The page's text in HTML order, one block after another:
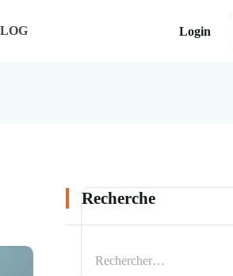
Login
Recherche